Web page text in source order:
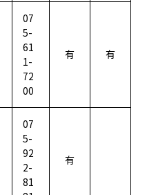
07
5-
61
1-
72
00
有 有
07
5-
92
2-
81
有